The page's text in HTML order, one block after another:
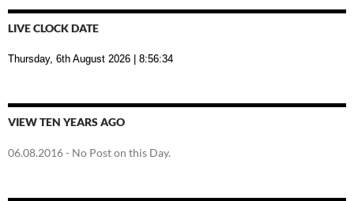
LIVE CLOCK DATE
Thursday, 6th August 2026 | 8:56:35
VIEW TEN YEARS AGO
06.08.2016- No Post on this Day.